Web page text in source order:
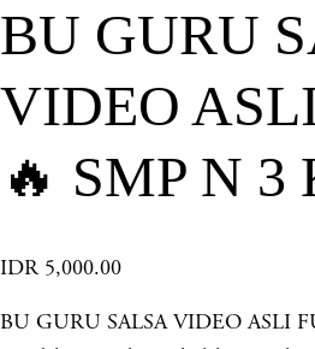
BU GURU
VIDEO
🔥 SMP N
IDR 5,000.00
BU GURU SALSA VIDEO ASLI